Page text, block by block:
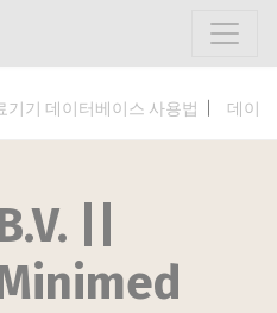
기기 데이터베이스 사용법 데이
||